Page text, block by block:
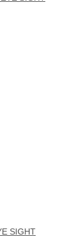
SIGHT